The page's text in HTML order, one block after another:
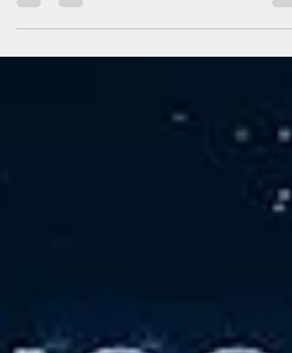
profundas da nossa Alma. Não a podemos ver no céu,
ao nível da Alma, a energia está a...